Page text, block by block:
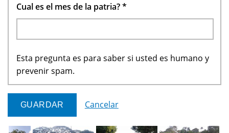
Cual es el mes de la patria?*
Esta pregunta es para saber si usted es humano y
prevenir spam.
Cancelar